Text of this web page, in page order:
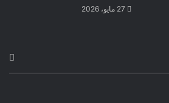
مثل “الإسلام السياسي” دون
حادة في السياسة الفرنسية – يدعو
لجماعة الإخوان المسلمين، بينما
والمبالغة.
27 مايو، 2026